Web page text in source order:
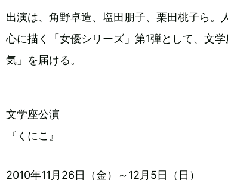
出演は、角野卓造、塩田朋子、栗田桃子ら。
心に描く「女優シリーズ」第1弾として、文
気」を届ける。
文学座公演
『くにこ』
2010年11月26日（金）～12月5日（日）